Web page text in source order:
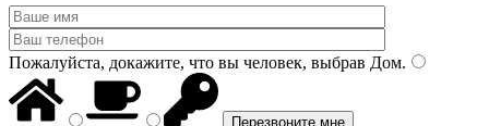
Пожалуйста, докажите, что вы человек, выбрав Дом.